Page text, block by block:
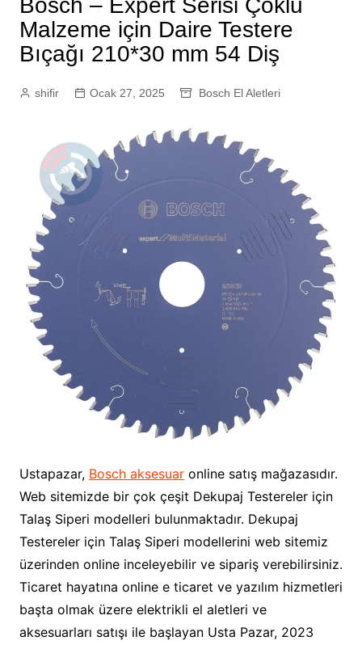
Bosch – Expert Serisi Çoklu
Malzeme için Daire Testere
Bıçağı 210*30 mm 54 Diş
shifir Ocak 27, 2025 Bosch El Aletleri
Ustapazar, Bosch aksesuaronline satış mağazasıdır.
Web sitemizde bir çok çeşit Dekupaj Testereler için
Talaş Siperi modelleri bulunmaktadır. Dekupaj
Testereler için Talaş Siperi modellerini web sitemiz
üzerinden online inceleyebilir ve sipariş verebilirsiniz.
Ticaret hayatına online e ticaret ve yazılım hizmetleri
başta olmak üzere elektrikli el aletleri ve
aksesuarları satışı ile başlayan Usta Pazar, 2023